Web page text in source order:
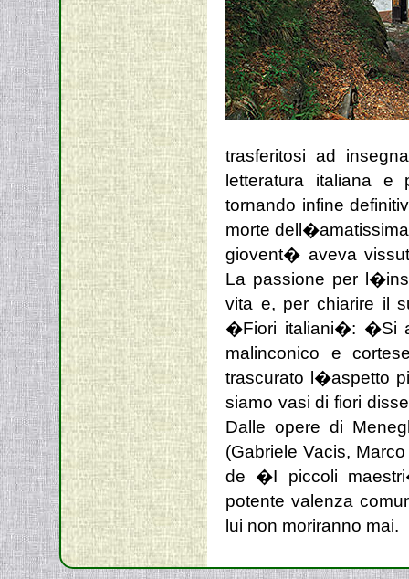
trasferitosi ad
letteratura italiana e
tornando infine
morte
giovent� aveva
La passione per
vita e, per chiarire il
�Fiori italiani�: �Si
malinconico e
trascurato l�aspetto
siamo vasi di fiori
Dalle opere di
(Gabriele Vacis,
de �I piccoli
potente valenza
lui non moriranno mai.